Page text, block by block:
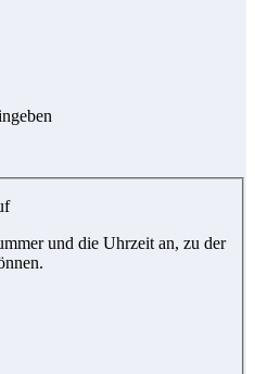
und die Uhrzeit an, zu der